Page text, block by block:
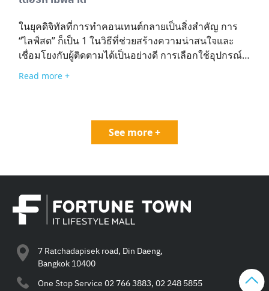
ทำงานอาจเป็นทางเลือกที่ดี แต่หากเป็นสายเกมมิ่ง หูฟัง
ไร้สาย คีย์บอร์ดเกมมิ่ง หรือเก้าอี้เกมเมอร์ก็อาจตอบ
โจทย์มากกว่า เลือกสินค้าที่ใช้งานได้จริงและอัปเกรดได้
สายไอทีมักให้ความสำคัญกับ “ความสามารถในการใช้
งาน” มากกว่าแค่ความสวยงามเพียงอย่างเดียว ของขวัญ
ที่ดีจึงควรตอบโจทย์การใช้งานจริง และสามารถอัปเกรด
การเชื่อมต่อกับเทคโนโลยีใหม่ ๆ ได้ในระยะยาว เช็ก
สเปกและรีวิวก่อนซื้อ แม้สินค้าด้านเทคโนโลยีจะดูคล้าย
สอบข้อมูลสินค้า รีวิวจากผู้ใช้จริงหรือจากสื่อต่าง ๆ ก่อน
ตัดสินใจซื้อ จึงเป็นขั้นตอนสำคัญที่จะช่วยเพิ่มความ
มั่นใจว่าไอเดียของขวัญปีใหม่ที่เลือกนั้นคุ้มค่าในทุกมิติ
4. ทดลองสินค้าและปรึกษาพนักงานขายก่อนตัดสินใจ
ในยุคดิจิทัลที่การทำคอนเทนต์กลายเป็นสิ่งสำคัญ การ
“ไลฟ์สด” ก็เป็น 1 ในวิธีที่ช่วยสร้างความน่าสนใจและ
เชื่อมโยงกับผู้ติดตามได้เป็นอย่างดี การเลือกใช้อุปกรณ์
ในการไลฟ์สดที่เหมาะสมจึงเป็นเรื่องสำคัญสำหรับเหล่า
อุปกรณ์ไลฟ์สด” ที่ใครเป็นคอนเทนต์ครีเอเตอร์จะต้อง
ห้ามพลาด พร้อมชี้เป้าพิกัดชอปปิงให้ไปซื้อตามกันได้ง่าย
อุปกรณ์ที่พลาดไม่ได้ ฟอร์จูนทาวน์จึงขอแนะนำ
ไมโครโฟน Lark M2 ไมโครโฟนที่เหมาะสำหรับคอน
เทนต์ครีเอเตอร์ที่ต้องการเสียงชัดใส ไร้เสียงรบกวน
เพราะไมโครโฟน Lark M2 มาพร้อมกับระบบไร้สายที่ใช้
งานง่าย ตัดเสียงรบกวนได้อย่างดีเยี่ยม เหมาะสำหรับการ
ทำคอนเทนต์การไลฟ์สัมภาษณ์ หรือการถ่ายทำคอน
เทนต์นอกสถานที่ จุดเด่น เสียงคมชัดในทุกสภาพ
Read more +
See more +
7 Ratchadapisek road, Din Daeng,
Bangkok 10400
One Stop Service 02 766 3883, 02 248 5855